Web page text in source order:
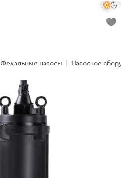
Фекальные насосы Насосное